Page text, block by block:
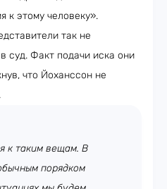
к этому человеку».
так не
суд. Факт подачи иска они
что Йоханссон не
к таким вещам. В
порядком